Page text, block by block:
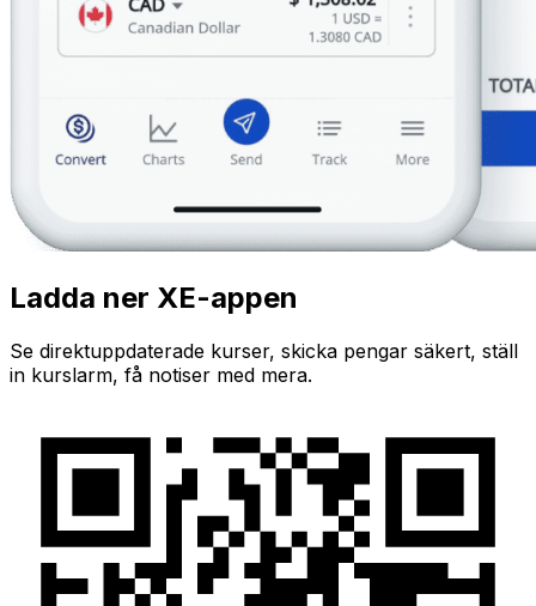
Ladda ner XE-appen
Se direktuppdaterade kurser, skicka pengar säkert, ställ
in kurslarm, få notiser med mera.